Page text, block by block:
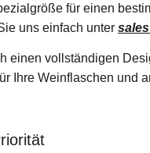
für einen
uns einfach unter
einen vollständigen
Ihre Weinflaschen und